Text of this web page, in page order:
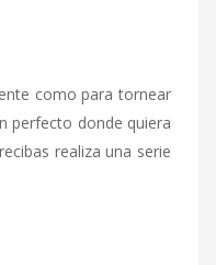
como para tornear
perfecto donde quiera
realiza una serie